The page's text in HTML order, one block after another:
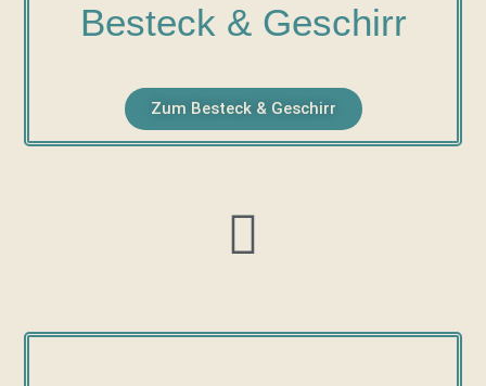
Besteck & Geschirr
Zum Besteck & Geschirr